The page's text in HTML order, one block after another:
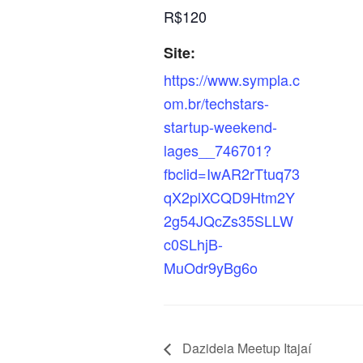
R$120
Site:
https://www.sympla.c
om.br/techstars-
startup-weekend-
lages__746701?
fbclid=IwAR2rTtuq73
qX2plXCQD9Htm2Y
2g54JQcZs35SLLW
c0SLhjB-
MuOdr9yBg6o
Dazideia Meetup Itajaí